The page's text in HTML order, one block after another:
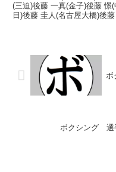
(三迫)後藤 一真(金子)後藤 憬(
日)後藤 圭人(名古屋大橋)後
藤 唯夫(名古屋)後...
ボクシング